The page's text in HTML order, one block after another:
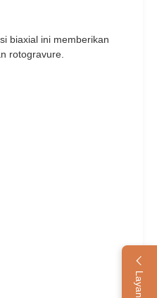
biaxial ini memberikan
rotogravure.